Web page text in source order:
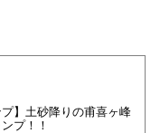
プ】土砂降りの甫喜ヶ峰
プ！！